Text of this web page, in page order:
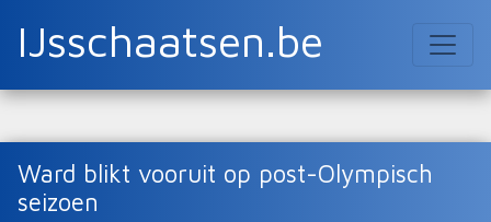
IJsschaatsen.be
Ward blikt vooruit op post-Olympisch
seizoen